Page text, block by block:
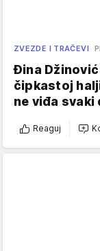
ZVEZDE I TRAČEVI
Đina
čipkastoj
ne viđa svaki
Reaguj